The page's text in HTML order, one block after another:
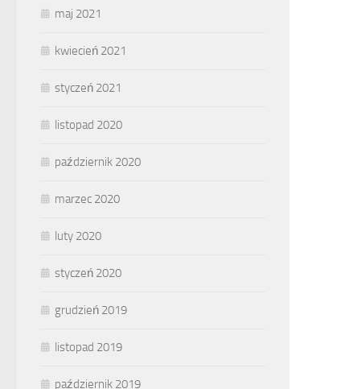
maj 2021
kwiecień 2021
styczeń 2021
listopad 2020
październik 2020
marzec 2020
luty 2020
styczeń 2020
grudzień 2019
listopad 2019
październik 2019